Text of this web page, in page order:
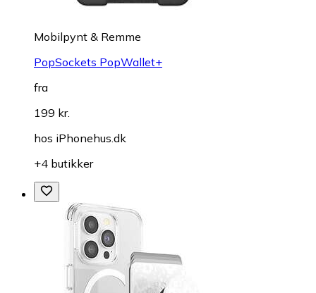
Mobilpynt & Remme
PopSockets PopWallet+
fra
199 kr.
hos iPhonehus.dk
+4 butikker